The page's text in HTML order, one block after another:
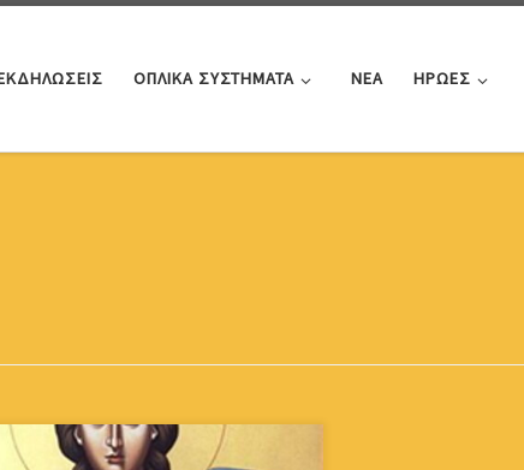
ΟΠΛΙΚΑ ΣΥΣΤΗΜΑΤΑ ΝΕΑ ΗΡΩΕΣ
της Αγίας ΒαρβάραςΒαρβάραν την Αγίαν